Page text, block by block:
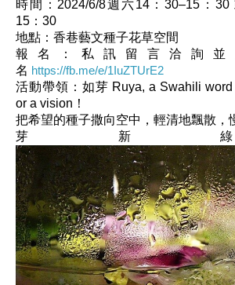
時間：2024/6/8週六14：30–15：
15：30
地點：香巷藝文種子花草空間
報名：私訊留言洽詢並
名 https://fb.me/e/1IuZTUrE2
活動帶領：如芽 Ruya, a Swahili
or a vision！
把希望的種子撒向空中，輕清地飄散，
芽新